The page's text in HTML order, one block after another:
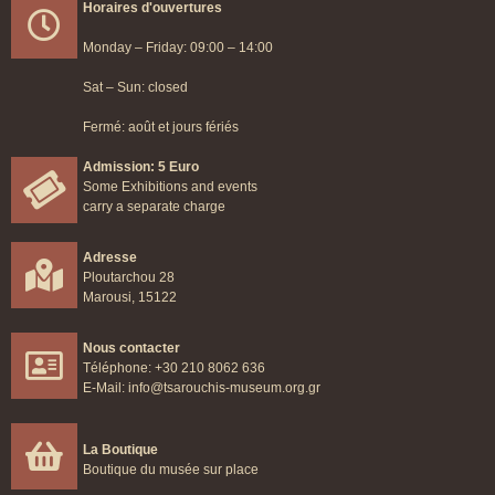
OPEN
Horaires d'ouvertures
Monday – Friday: 09:00 – 14:00
Sat – Sun: closed
Fermé: août et jours fériés
Admission: 5 Euro
Some Exhibitions and events
carry a separate charge
Adresse
Ploutarchou 28
Marousi, 15122
Nous contacter
Téléphone: +30 210 8062 636
E-Mail: info@tsarouchis-museum.org.gr
La Boutique
Boutique du musée sur place